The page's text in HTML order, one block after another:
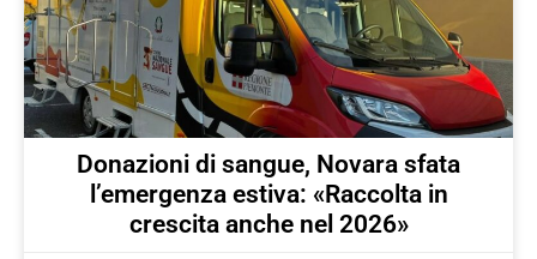
Donazioni di sangue, Novara sfata
l’emergenza estiva: «Raccolta in
crescita anche nel 2026»